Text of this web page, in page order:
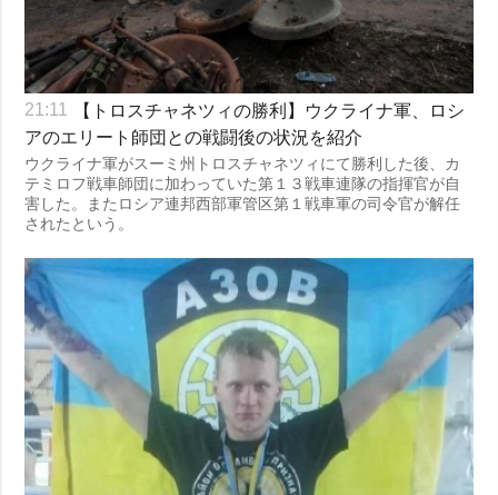
21:11
【トロスチャネツィの勝利】ウクライナ軍、ロシ
アのエリート師団との戦闘後の状況を紹介
ウクライナ軍がスーミ州トロスチャネツィにて勝利した後、カ
テミロフ戦車師団に加わっていた第１３戦車連隊の指揮官が自
害した。またロシア連邦西部軍管区第１戦車軍の司令官が解任
されたという。